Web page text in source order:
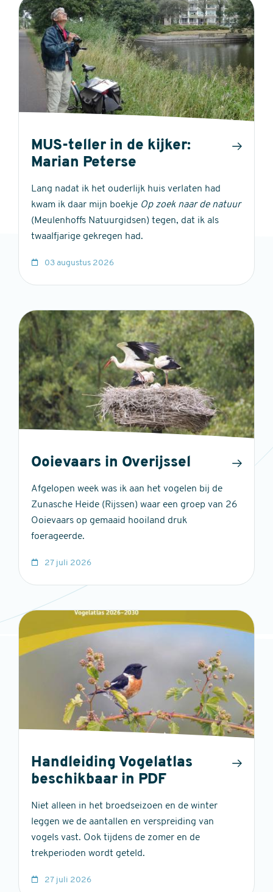
MUS-teller in de kijker:
Marian Peterse
Lang nadat ik het ouderlijk huis verlaten had
kwam ik daar mijn boekje Op zoek naar de natuur
(Meulenhoffs Natuurgidsen) tegen, dat ik als
twaalfjarige gekregen had.
03 augustus 2026
Ooievaars in Overijssel
Afgelopen week was ik aan het vogelen bij de
Zunasche Heide (Rijssen) waar een groep van 26
Ooievaars op gemaaid hooiland druk
foerageerde.
27 juli 2026
Handleiding Vogelatlas
beschikbaar in PDF
Niet alleen in het broedseizoen en de winter
leggen we de aantallen en verspreiding van
vogels vast. Ook tijdens de zomer en de
trekperioden wordt geteld.
27 juli 2026